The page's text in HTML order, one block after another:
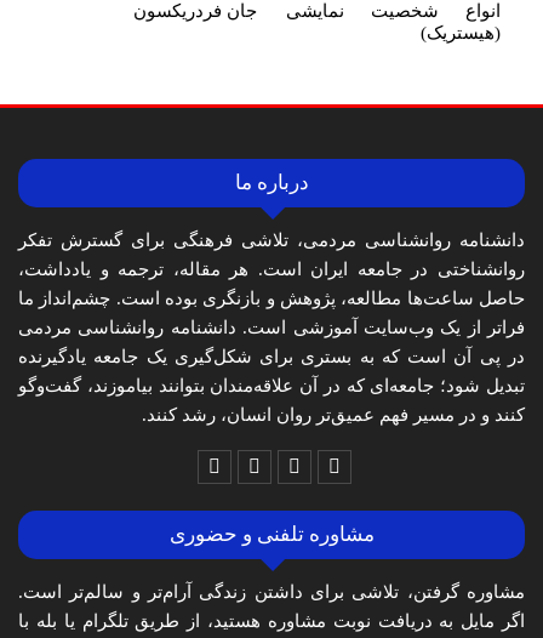
انواع شخصیت نمایشی
(هیستریک)
جان فردریکسون
درباره ما
دانشنامه روانشناسی مردمی، تلاشی فرهنگی برای گسترش تفکر
روانشناختی در جامعه ایران است. هر مقاله، ترجمه و یادداشت،
حاصل ساعت‌ها مطالعه، پژوهش و بازنگری بوده است. چشم‌انداز ما
فراتر از یک وب‌سایت آموزشی است. دانشنامه روانشناسی مردمی
در پی آن است که به بستری برای شکل‌گیری یک جامعه یادگیرنده
تبدیل شود؛ جامعه‌ای که در آن علاقه‌مندان بتوانند بیاموزند، گفت‌وگو
کنند و در مسیر فهم عمیق‌تر روان انسان، رشد کنند.
مشاوره تلفنی و حضوری
مشاوره گرفتن، تلاشی برای داشتن زندگی آرام‌تر و سالم‌تر است.
اگر مایل به دریافت نوبت مشاوره هستید، از طریق تلگرام یا بله با